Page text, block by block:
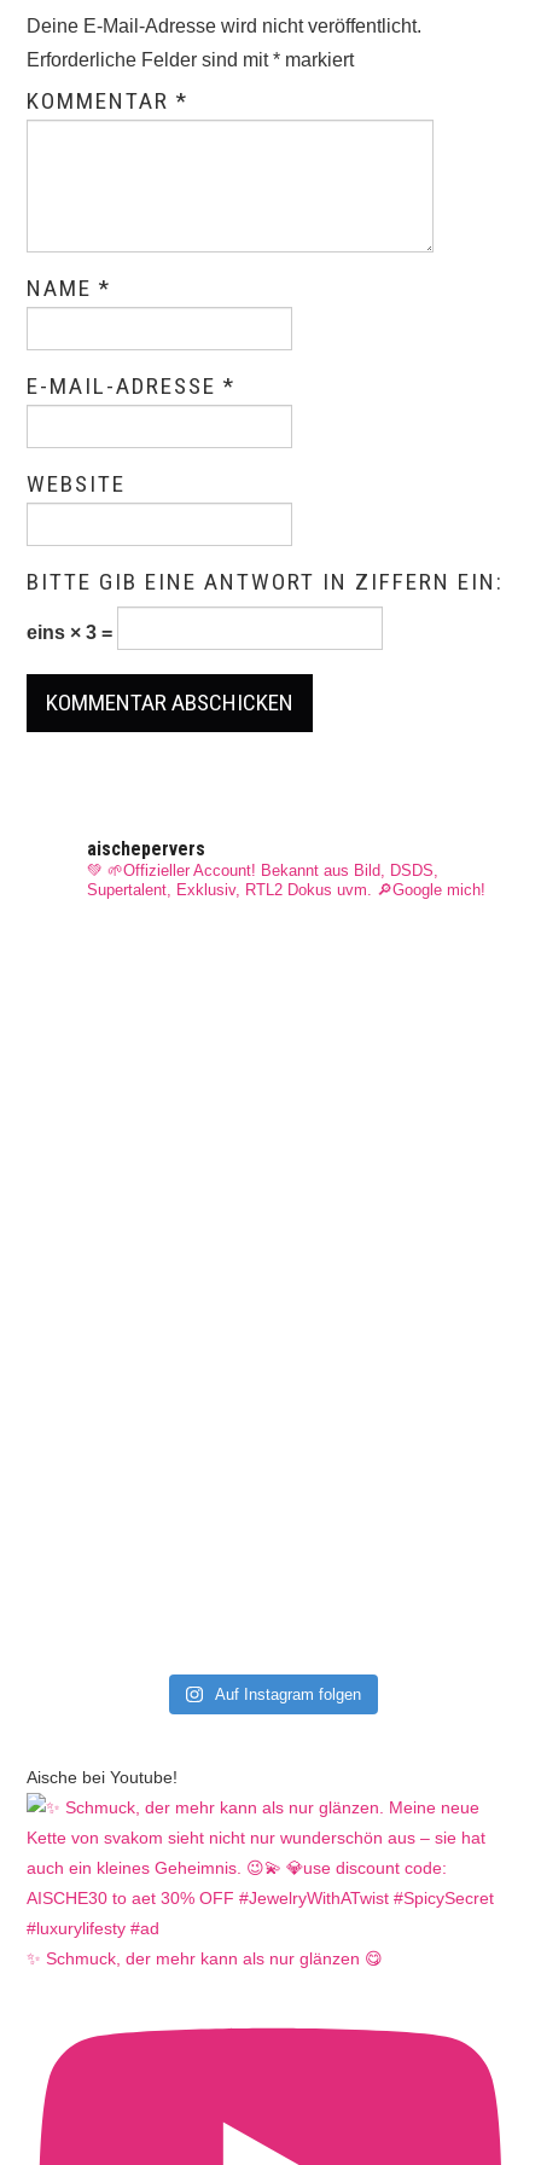
Deine E-Mail-Adresse wird nicht veröffentlicht.
Erforderliche Felder sind mit* markiert
KOMMENTAR*
NAME*
E-MAIL-ADRESSE*
WEBSITE
BITTE GIB EINE ANTWORT IN ZIFFERN EIN:
eins × 3 =
aischepervers
💚 🌱Offizieller Account! Bekannt aus Bild, DSDS,
Supertalent, Exklusiv, RTL2 Dokus uvm.
🔎Google mich!
Auf Instagram folgen
Aische bei Youtube!
✨ Schmuck, der mehr kann als nur glänzen 😋